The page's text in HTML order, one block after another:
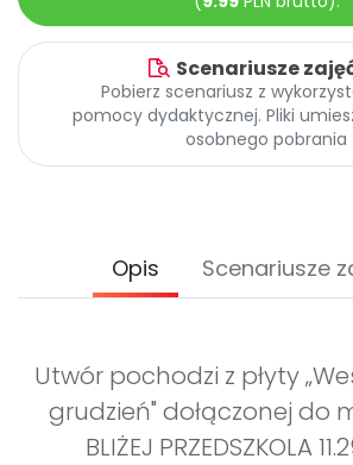
Pomoc
Scenariusze
Pobierz scenariusz z
pomocy dydaktycznej. Pliki
osobnego pobrania
Opis Scenariusze
Utwór pochodzi z płyty
grudzień" dołączonej do
BLIŻEJ PRZEDSZKOLA